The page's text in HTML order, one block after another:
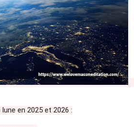
en 2025 et 2026 :